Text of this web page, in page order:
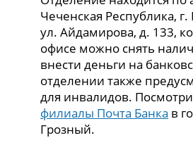
Чеченская Республика,
ул. Айдамирова, д. 133,
офисе можно снять
внести деньги на
отделении также
для инвалидов.
филиалы Почта Банка в
Грозный.